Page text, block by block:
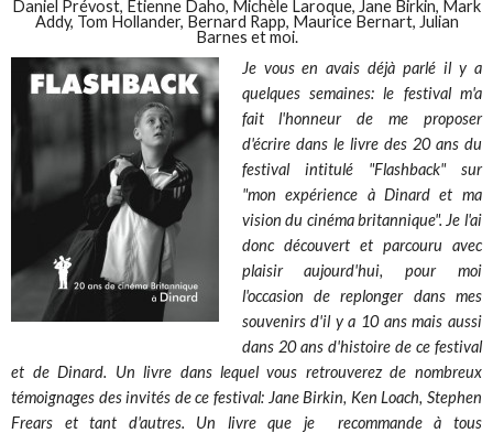
Daniel Prévost, Etienne Daho, Michèle Laroque, Jane Birkin, Mark
Addy, Tom Hollander, Bernard Rapp, Maurice Bernart, Julian
Barnes et moi.
Je vous en avais déjà parlé il y a
quelques semaines: le festival m'a
fait l'honneur de me proposer
d'écrire dans le livre des 20 ans du
festival intitulé "Flashback" sur
"mon expérience à Dinard et ma
vision du cinéma britannique". Je l'ai
donc découvert et parcouru avec
plaisir aujourd'hui, pour moi
l'occasion de replonger dans mes
souvenirs d'il y a 10 ans mais aussi
dans 20 ans d'histoire de ce festival
et de Dinard. Un livre dans lequel vous retrouverez de nombreux
témoignages des invités de ce festival: Jane Birkin, Ken Loach, Stephen
Frears et tant d'autres. Un livre que je recommande à tous